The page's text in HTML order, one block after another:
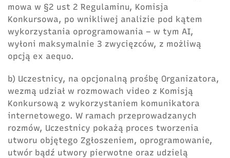
mowa w §2 ust 2 Regulaminu, Komisja
Konkursowa, po wnikliwej analizie pod kątem
wykorzystania oprogramowania – w tym AI,
wyłoni maksymalnie 3 zwycięzców, z możliwą
opcją ex aequo.
b) Uczestnicy, na opcjonalną prośbę Organizatora,
wezmą udział w rozmowach video z Komisją
Konkursową z wykorzystaniem komunikatora
internetowego. W ramach przeprowadzanych
rozmów, Uczestnicy pokażą proces tworzenia
utworu objętego Zgłoszeniem, oprogramowanie,
utwór bądź utwory pierwotne oraz udzielą